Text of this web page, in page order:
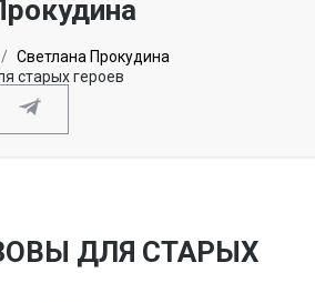
Светлана Прокудина
старых героев
ДЛЯ СТАРЫХ